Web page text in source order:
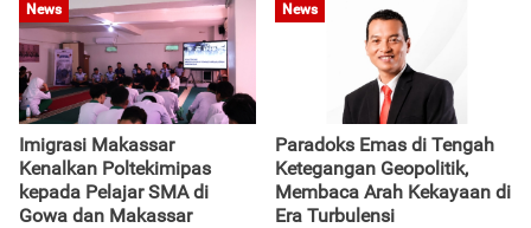
News
Imigrasi Makassar
Kenalkan Poltekimipas
kepada Pelajar SMA di
Gowa dan Makassar
News
Paradoks Emas di Tengah
Ketegangan Geopolitik,
Membaca Arah Kekayaan di
Era Turbulensi